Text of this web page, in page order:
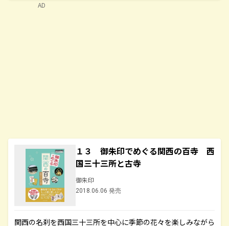
１３ 御朱印でめぐる関西の百寺 西
国三十三所と古寺
御朱印
2018.06.06 発売
関西の名刹を西国三十三所を中心に季節の花々を楽しみながら
AD